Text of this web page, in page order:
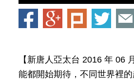
【新唐人亞太台 2016 年 06
能都開始期待，不同世界裡